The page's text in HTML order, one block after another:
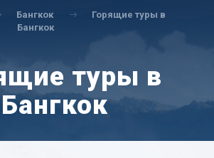
Бангкок
Горящие туры в
Бангкок
туры в
Бангкок